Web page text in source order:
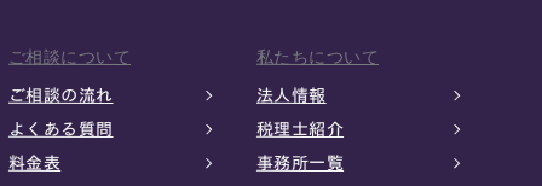
ご相談について
ご相談の流れ
よくある質問
料金表
私たちについて
法人情報
税理士紹介
事務所一覧